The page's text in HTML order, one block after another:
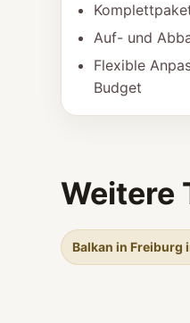
Auf- und
Flexible
Budget
Weitere
Balkan in Freiburg